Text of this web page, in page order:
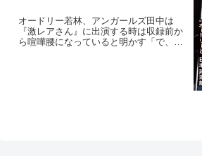
オードリー若林、アンガールズ田中は
『激レアさん』に出演する時は収録前か
ら喧嘩腰になっていると明かす「で、本